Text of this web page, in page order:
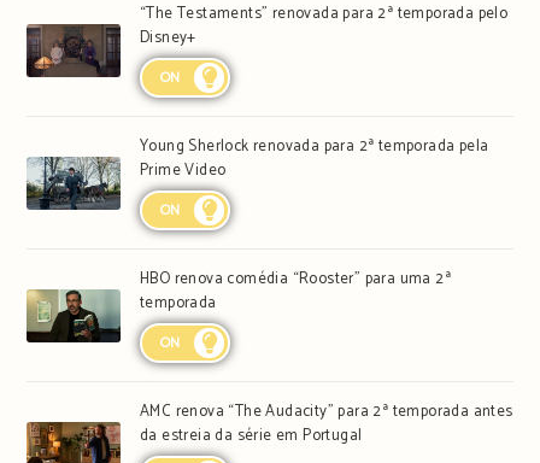
“The Testaments” renovada para 2ª temporada pelo
Disney+
ON
Young Sherlock renovada para 2ª temporada pela
Prime Video
ON
HBO renova comédia “Rooster” para uma 2ª
temporada
ON
AMC renova “The Audacity” para 2ª temporada antes
da estreia da série em Portugal